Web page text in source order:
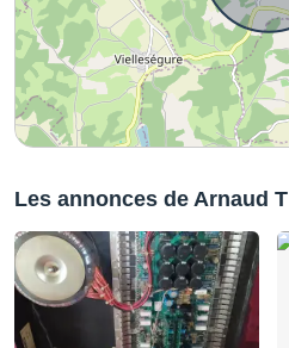
Les annonces de Arnaud T